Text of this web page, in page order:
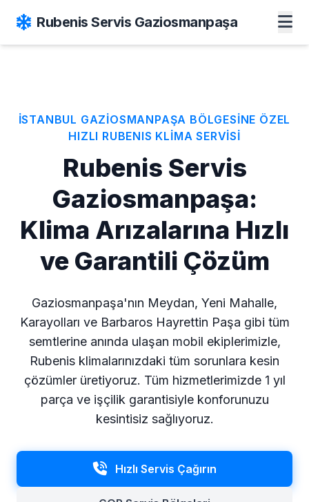
Rubenis Servis Gaziosmanpaşa
İSTANBUL GAZİOSMANPAŞA BÖLGESİNE ÖZEL
HIZLI RUBENIS KLİMA SERVİSİ
Rubenis Servis
Gaziosmanpaşa:
Klima Arızalarına Hızlı
ve Garantili Çözüm
Gaziosmanpaşa'nın Meydan, Yeni Mahalle,
Karayolları ve Barbaros Hayrettin Paşa gibi tüm
semtlerine anında ulaşan mobil ekiplerimizle,
Rubenis klimalarınızdaki tüm sorunlara kesin
çözümler üretiyoruz. Tüm hizmetlerimizde 1 yıl
parça ve işçilik garantisiyle konforunuzu
kesintisiz sağlıyoruz.
Hızlı Servis Çağırın